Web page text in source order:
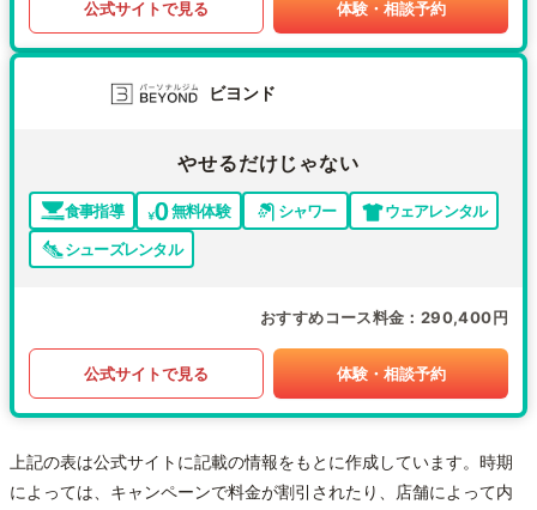
公式サイトで見る 体験・相談予約
ビヨンド
やせるだけじゃない
食事指導 無料体験 シャワー
ウェアレンタル
シューズレンタル
おすすめコース料金 290,400円
公式サイトで見る 体験・相談予約
上記の表は公式サイトに記載の情報をもとに作成しています。時期
によっては、キャンペーンで料金が割引されたり、店舗によって内